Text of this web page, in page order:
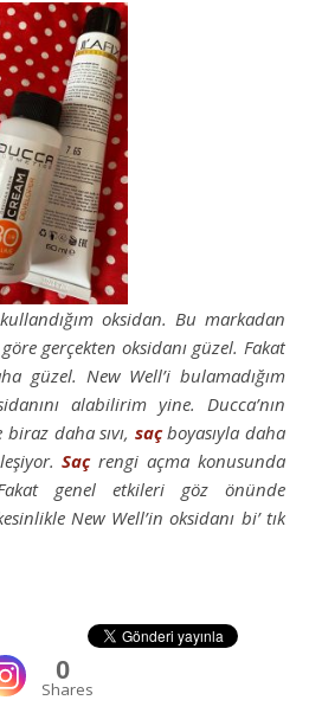
oksidan. Bu markadan
gerçekten oksidanı güzel. Fakat
güzel. New Well’i bulamadığım
alabilirim yine. Ducca’nın
daha sıvı, saçboyasıyla daha
Saçrengi açma konusunda
genel etkileri göz önünde
New Well’in oksidanı bi’ tık
0
Shares